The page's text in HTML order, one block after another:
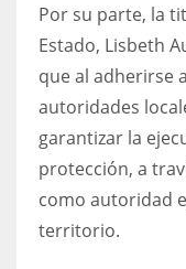
Por su parte, la
Estado, Lisbeth
que al adherirse
autoridades
garantizar la
protección, a
como autoridad
territorio.